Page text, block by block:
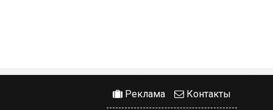
Реклама Контакты